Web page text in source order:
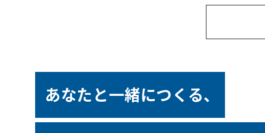
あなたと一緒につくる、